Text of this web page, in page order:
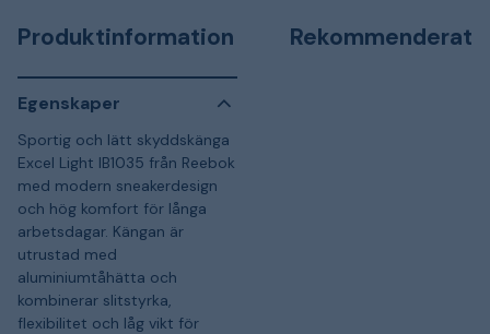
Produktinformation
Egenskaper
Sportig och lätt skyddskänga
Excel Light IB1035 från Reebok
med modern sneakerdesign
och hög komfort för långa
arbetsdagar. Kängan är
utrustad med
aluminiumtåhätta och
kombinerar slitstyrka,
flexibilitet och låg vikt för
Rekommenderat